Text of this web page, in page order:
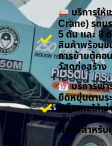
บริการให้
Crane) รถบ
5 ตัน และ 8
สินค้าพร้อมข
การย้ายตู้คอ
วัสดุก่อสร้าง
บริการเช่
ยืดหยุ่นตามร
แพ็กเกจให้เ
เต็มวัน) และเ
พิเศษสำหรับ